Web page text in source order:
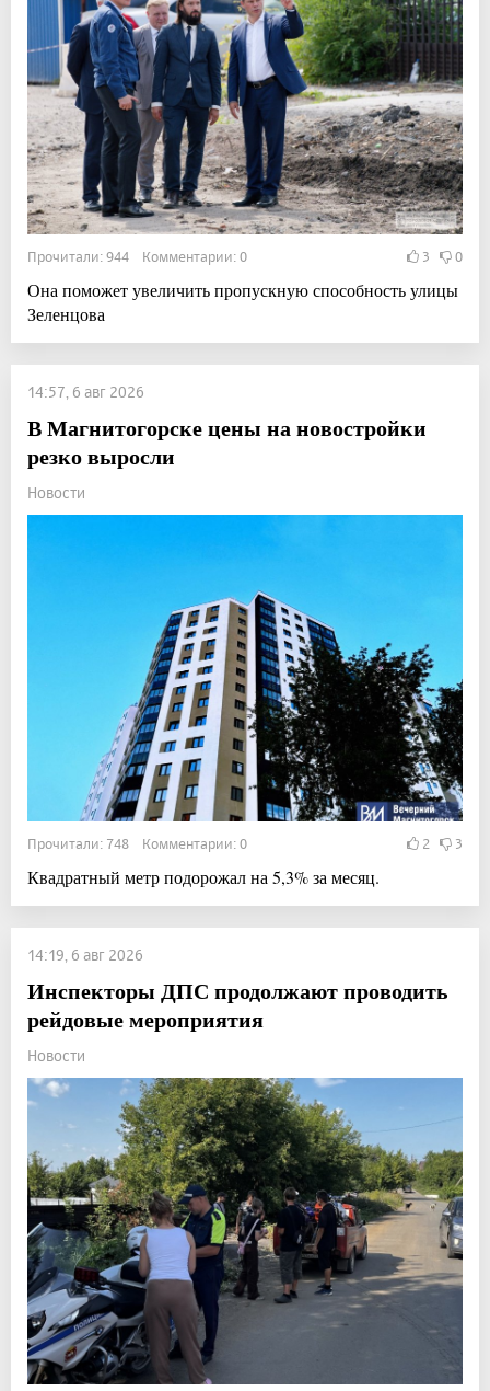
Прочитали: 944 Комментарии: 0 3 0
Она поможет увеличить пропускную способность улицы
Зеленцова
14:57, 6 авг 2026
В Магнитогорске цены на новостройки
резко выросли
Новости
Прочитали: 748 Комментарии: 0 2 3
Квадратный метр подорожал на 5,3% за месяц.
14:19, 6 авг 2026
Инспекторы ДПС продолжают проводить
рейдовые мероприятия
Новости